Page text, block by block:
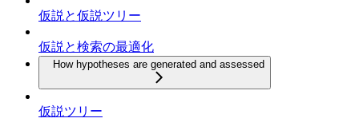
仮説と仮説ツリー
仮説と検索の最適化
How hypotheses are generated and assessed
仮説ツリー